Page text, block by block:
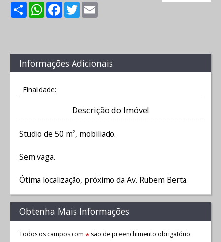
ShareWhatsApp
Facebook
Twitter
Informações Adicionais
Finalidade:
Descrição do Imóvel
Studio de 50 m², mobiliado.
Sem vaga.
Ótima localização, próximo da Av. Rubem Berta.
Obtenha Mais Informações
Todos os campos com *são de preenchimento obrigatório.